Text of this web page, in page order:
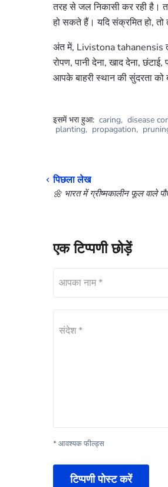
तरह से जल निकासी कर रही है।
हो सकते हैं। यदि संक्रमित हो,
अंत में, Livistona tahanensis
रोपण, पानी देना, खाद देना,
आपके बाहरी स्थान की सुंदरता
इसमें भरा हुआ: caring, disease
planting, propagation,
पिछला लेख
🌼 भारत में ग्रीष्मकालीन फूल वाले
एक टिप्पणी छोड़ें
आपका नाम *
संदेश *
* आवश्यक फील्ड्स
टिप्पणी पोस्ट करें